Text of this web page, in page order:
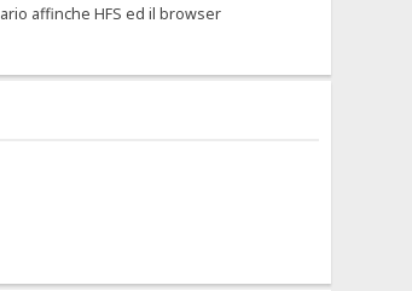
affinche HFS ed il browser